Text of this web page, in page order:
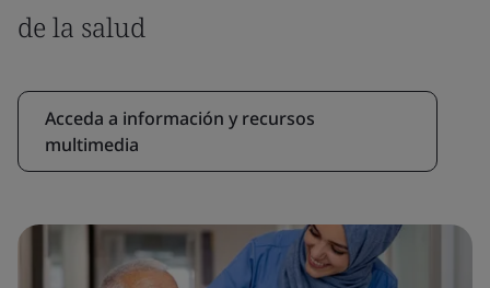
de la salud
Acceda a información y recursos
multimedia